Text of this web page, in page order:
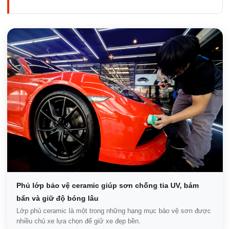
Phủ lớp bảo vệ ceramic giúp sơn chống tia UV, bám
bẩn và giữ độ bóng lâu
Lớp phủ ceramic là một trong những hạng mục bảo vệ sơn được
nhiều chủ xe lựa chọn để giữ xe đẹp bền.